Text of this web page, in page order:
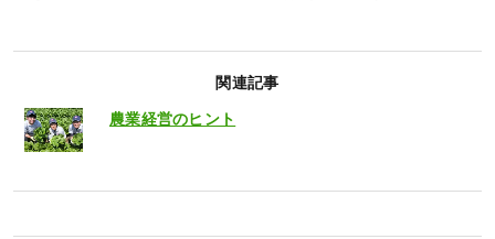
関連記事
農業経営のヒント